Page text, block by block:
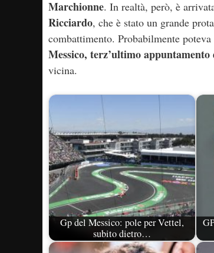
Marchionne. In realtà, però, è
Ricciardo, che è stato un grande
combattimento. Probabilmente
Messico, terz’ultimo
vicina.
Gp del Messico: pole per Vettel,
subito dietro…